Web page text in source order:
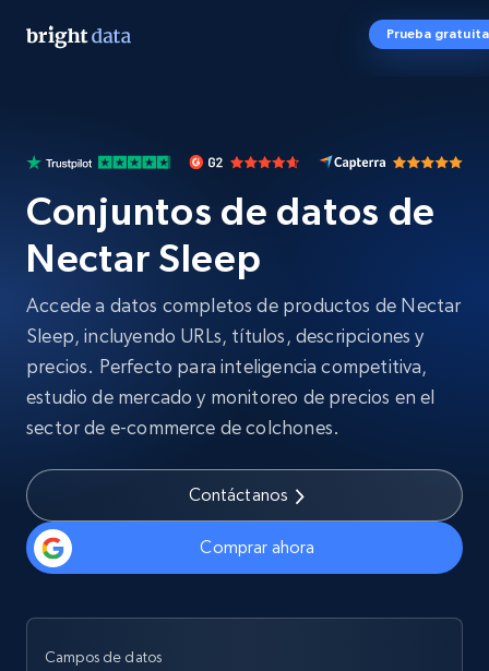
Prueba gratuita
Conjuntos de datos de
Nectar Sleep
Accede a datos completos de productos de Nectar
Sleep, incluyendo URLs, títulos, descripciones y
precios. Perfecto para inteligencia competitiva,
estudio de mercado y monitoreo de precios en el
sector de e-commerce de colchones.
Contáctanos
Comprar ahora
Campos de datos